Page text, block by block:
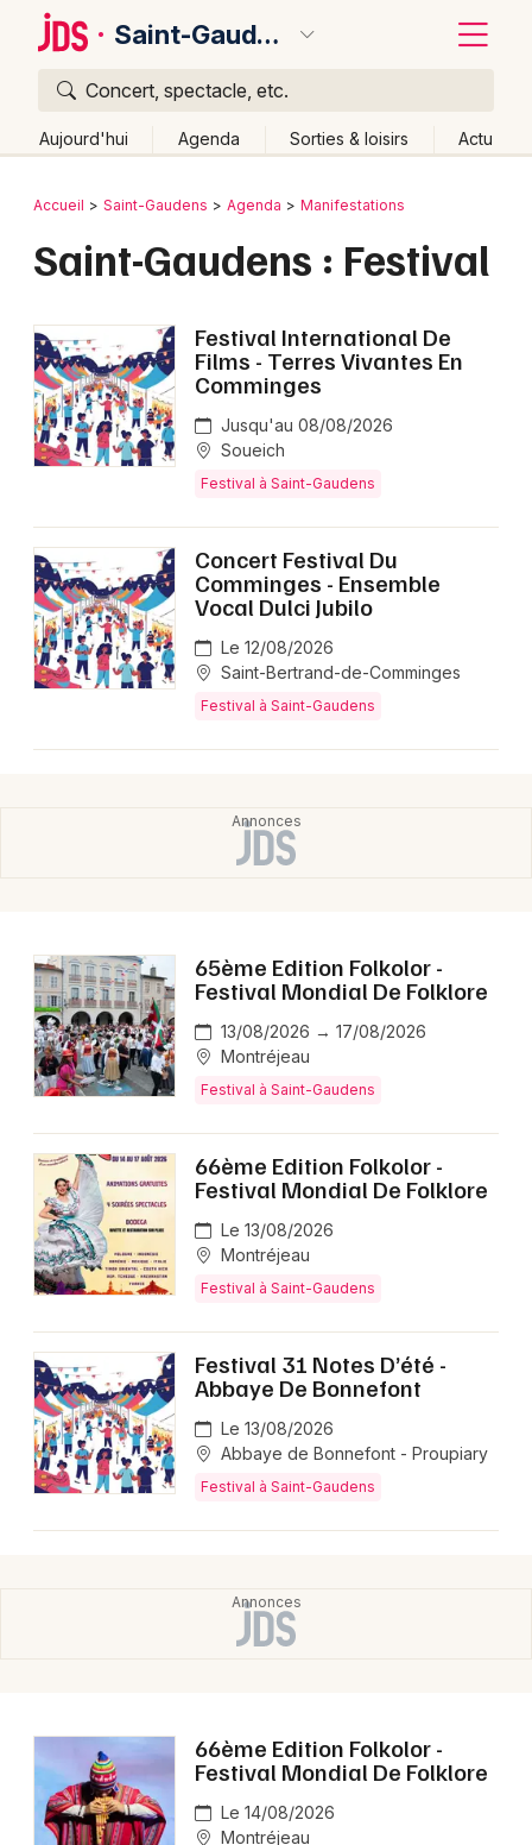
Saint-Gaudens
Concert, spectacle, etc.
Aujourd'hui Agenda Sorties & loisirs Actu
Publier un événement
Grands événements
Activité & Expérience
Manifestations
Foires & salons
Spectacles
Concerts
Sports
Soirées
Festival en Haute-Garonne
Festival en Midi-Pyrénées
Festival en Occitanie
Newsletter des sorties
Artistes en tournée
Actus à Saint-Gaudens
Magazine à Saint-Gaudens
Mon email
Bordeaux
Lille
Lyon
Marseille
Montpellier
Nantes
Nice
Paris
Retour
Accueil Saint-Gaudens Agenda Manifestations
Saint-Gaudens : Festival
Festival International De
Films - Terres Vivantes En
Comminges
Jusqu'au 08/08/2026
Soueich
Festival à Saint-Gaudens
Concert Festival Du
Comminges - Ensemble
Vocal Dulci Jubilo
Le 12/08/2026
Saint-Bertrand-de-Comminges
Festival à Saint-Gaudens
65ème Edition Folkolor -
Festival Mondial De Folklore
13/08/2026 → 17/08/2026
Montréjeau
Festival à Saint-Gaudens
66ème Edition Folkolor -
Festival Mondial De Folklore
Le 13/08/2026
Montréjeau
Festival à Saint-Gaudens
Festival 31 Notes D’été -
Abbaye De Bonnefont
Le 13/08/2026
Abbaye de Bonnefont - Proupiary
Festival à Saint-Gaudens
66ème Edition Folkolor -
Festival Mondial De Folklore
Le 14/08/2026
Montréjeau
Quoi ?
Où ?
Midi-Pyrénées
Partout Près de moi Changer de lieu
Aujourd'hui
Demain Ce week-end Autre